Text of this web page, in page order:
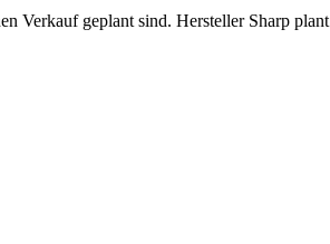
Verkauf geplant sind. Hersteller Sharp plant